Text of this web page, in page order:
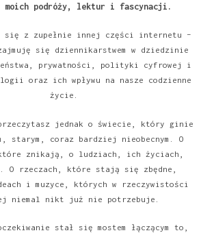
moich podróży, lektur i fascynacji.
się z zupełnie innej części internetu –
się dziennikarstwem w dziedzinie
prywatności, polityki cyfrowej i
oraz ich wpływu na nasze codzienne
życie.
przeczytasz jednak o świecie, który ginie
starym, coraz bardziej nieobecnym. O
znikają, o ludziach, ich życiach,
O rzeczach, które stają się zbędne,
i muzyce, których w rzeczywistości
niemal nikt już nie potrzebuje.
stał się mostem łączącym to,